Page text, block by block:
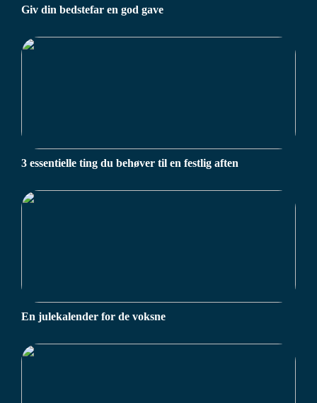
Giv din bedstefar en god gave
3 essentielle ting du behøver til en festlig aften
En julekalender for de voksne